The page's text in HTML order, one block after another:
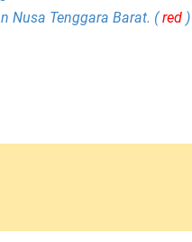
Nusa Tenggara Barat. (red )